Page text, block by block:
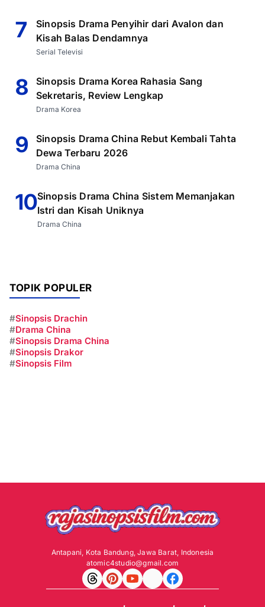
7
Sinopsis Drama Penyihir dari Avalon dan
Kisah Balas Dendamnya
Serial Televisi
8
Sinopsis Drama Korea Rahasia Sang
Sekretaris, Review Lengkap
Drama Korea
9
Sinopsis Drama China Rebut Kembali Tahta
Dewa Terbaru 2026
Drama China
10Sinopsis Drama China Sistem Memanjakan
Istri dan Kisah Uniknya
Drama China
TOPIK POPULER
#Sinopsis Drachin
#Drama China
#Sinopsis Drama China
#Sinopsis Drakor
#Sinopsis Film
Antapani, Kota Bandung, Jawa Barat, Indonesia
atomic4studio@gmail.com